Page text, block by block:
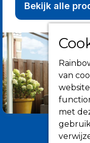
Bekijk alle
van
met